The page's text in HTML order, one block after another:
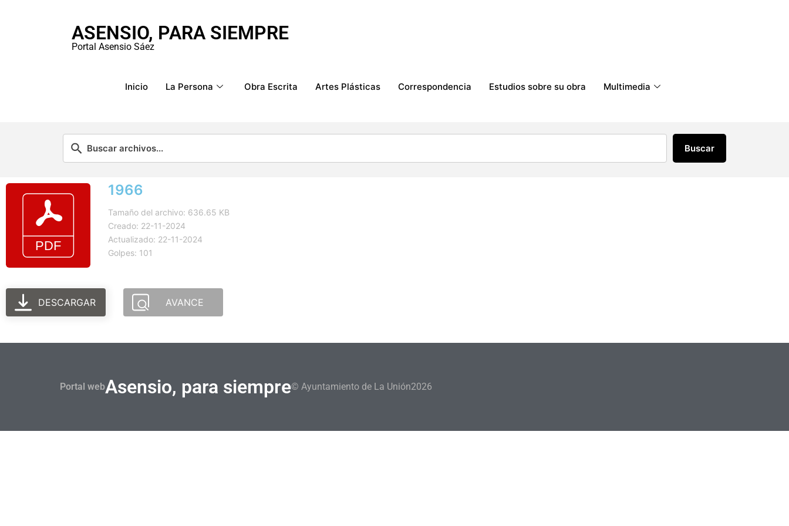
ASENSIO, PARA SIEMPRE
Portal Asensio Sáez
Inicio La Persona Obra Escrita Artes Plásticas Correspondencia Estudios sobre su obra Multimedia
Buscar
1966
Tamaño del archivo: 636.65 KB
Creado: 22-11-2024
Actualizado: 22-11-2024
Golpes: 101
DESCARGAR AVANCE
Portal webAsensio, para siempre© Ayuntamiento de La Unión2026